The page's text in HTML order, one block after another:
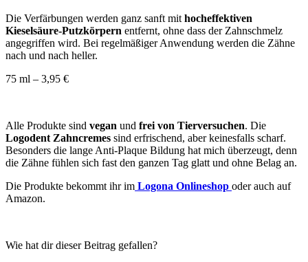
Die Verfärbungen werden ganz sanft mit hocheffektiven
Kieselsäure-Putzkörpern entfernt, ohne dass der Zahnschmelz
angegriffen wird. Bei regelmäßiger Anwendung werden die Zähne
nach und nach heller.
75 ml – 3,95 €
Alle Produkte sind vegan und frei von Tierversuchen. Die
Logodent Zahncremes sind erfrischend, aber keinesfalls scharf.
Besonders die lange Anti-Plaque Bildung hat mich überzeugt, denn
die Zähne fühlen sich fast den ganzen Tag glatt und ohne Belag an.
Die Produkte bekommt ihr im Logona Onlineshop oder auch auf
Amazon.
Wie hat dir dieser Beitrag gefallen?